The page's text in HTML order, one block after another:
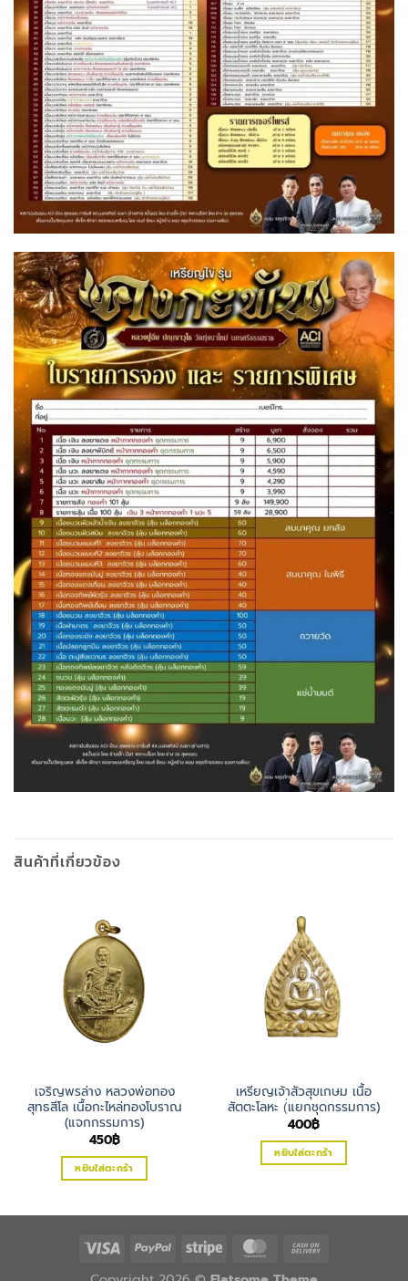
สินค้าที่เกี่ยวข้อง
เจริญพรล่าง หลวงพ่อทอง
สุทธสีโล เนื้อกะไหล่ทองโบราณ
(แจกกรรมการ)
450฿
หยิบใส่ตะกร้า
เหรียญเจ้าสัวสุขเกษม เนื้อ
สัตตะโลหะ (่แยกชุดกรรมการ)
400฿
หยิบใส่ตะกร้า